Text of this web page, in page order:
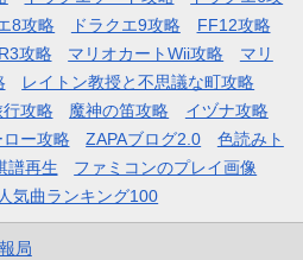
8攻略 ドラクエ9攻略
FF12攻略
攻略 マリオカートWii攻略
マリ
レイトン教授と不思議な町攻略
攻略 魔神の笛攻略
イヅナ攻略
ー攻略 ZAPAブログ2.0
色読みト
譜再生
ファミコンのプレイ画像
気曲ランキング100
局